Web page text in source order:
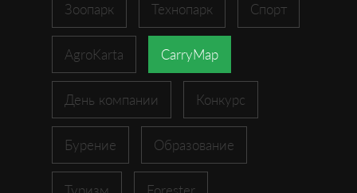
Зоопарк Технопарк Спорт
AgroKarta CarryMap
День компании Конкурс
Бурение Образование